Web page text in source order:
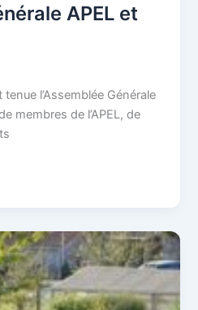
APEL et
l’Assemblée Générale
membres de l’APEL, de